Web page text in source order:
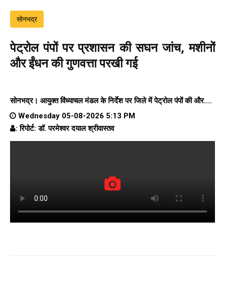
सोनभद्र
पेट्रोल पंपों पर प्रशासन की सघन जांच, मशीनों
और ईंधन की गुणवत्ता परखी गई
सोनभद्र। आयुक्त विंध्याचल मंडल के निर्देश पर जिले में पेट्रोल पंपों की और....
Wednesday 05-08-2026 5:13 PM
: रिपोर्ट: डॉ. परमेश्वर दयाल श्रीवास्तव